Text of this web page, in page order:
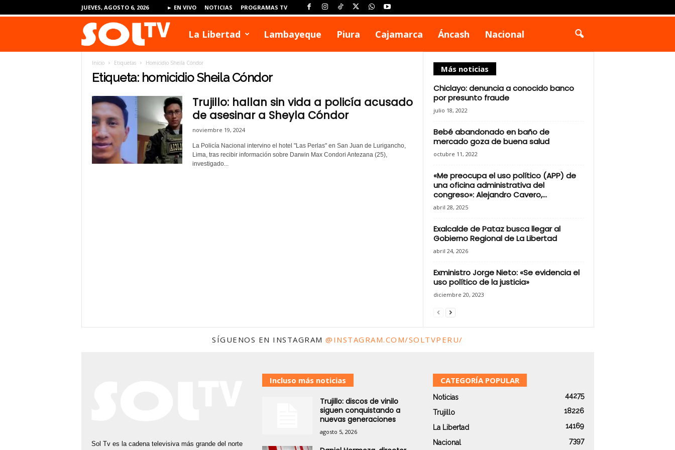
JUEVES, AGOSTO 6, 2026 ► EN VIVO NOTICIAS PROGRAMAS TV
L
T
La Libertad Lambayeque Piura Cajamarca Áncash Nacional
Inicio Etiquetas Homicidio Sheila Cóndor
Etiqueta: homicidio Sheila Cóndor
Trujillo: hallan sin vida a policía acusado
de asesinar a Sheyla Cóndor
noviembre 19, 2024
La Policía Nacional intervino el hotel "Las Perlas" en San Juan de Lurigancho,
Lima, tras recibir información sobre Darwin Max Condori Antezana (25),
investigado...
Más noticias
Chiclayo: denuncia a conocido banco
por presunto fraude
julio 18, 2022
Bebé abandonado en baño de
mercado goza de buena salud
octubre 11, 2022
«Me preocupa el uso político (APP) de
una oficina administrativa del
congreso»: Alejandro Cavero,...
abril 28, 2025
Exalcalde de Pataz busca llegar al
Gobierno Regional de La Libertad
abril 24, 2026
Exministro Jorge Nieto: «Se evidencia el
uso político de la justicia»
diciembre 20, 2023
SÍGUENOS EN INSTAGRAM@INSTAGRAM.COM/SOLTVPERU/
Sol Tv es la cadena televisiva más grande del norte
Incluso más noticias
Trujillo: discos de vinilo
siguen conquistando a
nuevas generaciones
agosto 5, 2026
CATEGORÍA POPULAR
Noticias 44275
Trujillo 18226
La Libertad 14169
Nacional 7397